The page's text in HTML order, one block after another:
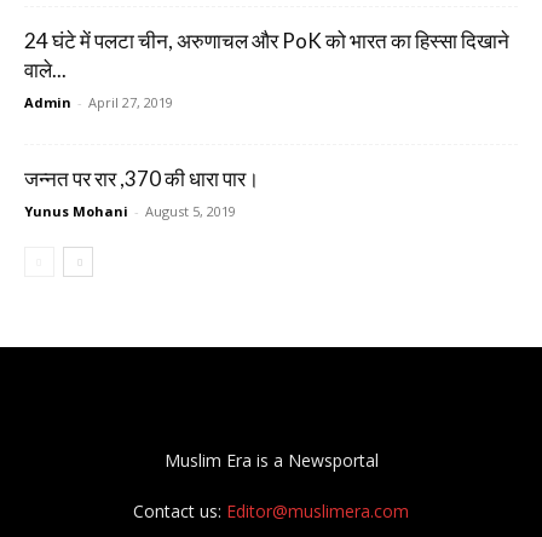
24 घंटे में पलटा चीन, अरुणाचल और PoK को भारत का हिस्सा दिखाने
वाले...
Admin - April 27, 2019
जन्नत पर रार ,370 की धारा पार।
Yunus Mohani - August 5, 2019
Muslim Era is a Newsportal
Contact us: Editor@muslimera.com